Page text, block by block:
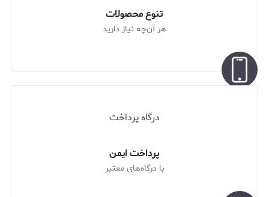
تنوع محصولات
هر آن‌چه نیاز دارید
درگاه پرداخت
پرداخت ایمن
با درگاه‌های معتبر